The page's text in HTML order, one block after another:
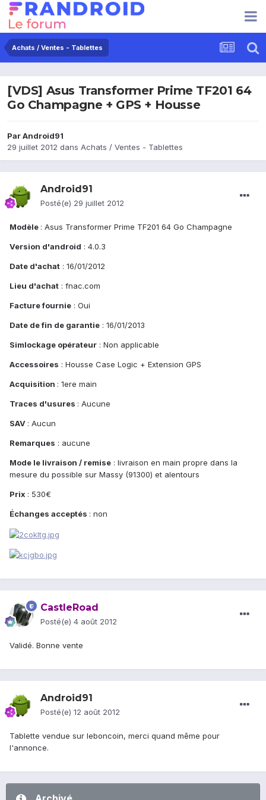
Achats / Ventes - Tablettes
[VDS] Asus Transformer Prime TF201 64
Go Champagne + GPS + Housse
ParAndroid91
29 juillet 2012 dans Achats / Ventes - Tablettes
Android91
Posté(e) 29 juillet 2012
Modèle : Asus Transformer Prime TF201 64 Go Champagne
Version d'android : 4.0.3
Date d'achat : 16/01/2012
Lieu d'achat : fnac.com
Facture fournie : Oui
Date de fin de garantie : 16/01/2013
Simlockage opérateur : Non applicable
Accessoires : Housse Case Logic + Extension GPS
Acquisition : 1ere main
Traces d'usures : Aucune
SAV : Aucun
Remarques : aucune
Mode le livraison / remise : livraison en main propre dans la
mesure du possible sur Massy (91300) et alentours
Prix : 530€
Échanges acceptés : non
CastleRoad
Posté(e) 4 août 2012
Validé. Bonne vente
Android91
Posté(e) 12 août 2012
Tablette vendue sur leboncoin, merci quand même pour
l'annonce.